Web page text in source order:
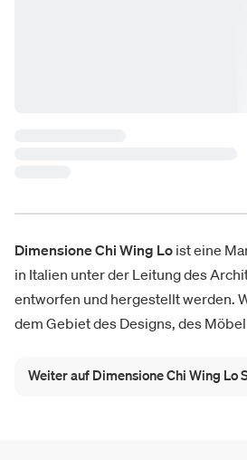
Dimensione Chi Wing Lo ist eine
in Italien unter der Leitung des
entworfen und hergestellt werden.
dem Gebiet des Designs, des
geführt, die gleichzeitig einfach,
Weiter auf Dimensione Chi Wing Lo